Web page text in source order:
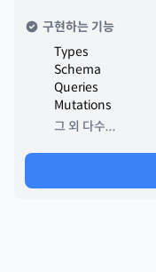
구현하는 기능
Types
Schema
Queries
Mutations
그 외 다수...